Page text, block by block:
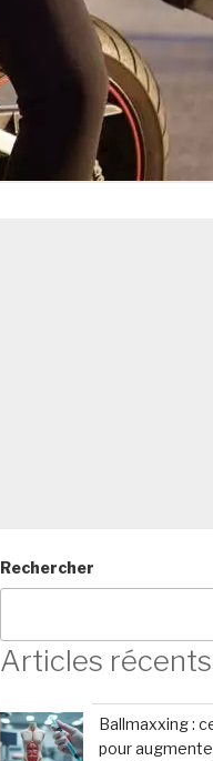
Rechercher
Articles récents
Ballmaxxing :
pour